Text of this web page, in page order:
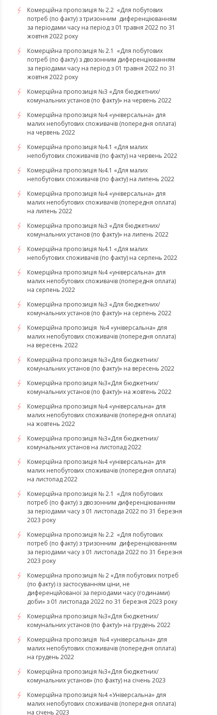
Комерційна пропозиція № 2.2 «Для побутових
потреб (по факту) з тризонним диференціюванням
за періодами часу на період з 01 травня 2022 по 31
жовтня 2022 року
Комерційна пропозиція № 2.1 «Для побутових
потреб (по факту) з двозонним диференціюванням
за періодами часу на період з 01 травня 2022 по 31
жовтня 2022 року
Комерційна пропозиція №3 «Для бюджетних/
комунальних установ (по факту)» на червень 2022
Комерційна пропозиція №4 «універсальна» для
малих непобутових споживачів (попередня оплата)
на червень 2022
Комерційна пропозиція №4.1 «Для малих
непобутових споживачів (по факту) на червень 2022
Комерційна пропозиція №4.1 «Для малих
непобутових споживачів (по факту) на липень 2022
Комерційна пропозиція №4 «універсальна» для
малих непобутових споживачів (попередня оплата)
на липень 2022
Комерційна пропозиція №3 «Для бюджетних/
комунальних установ (по факту)» на липень 2022
Комерційна пропозиція №4.1 «Для малих
непобутових споживачів (по факту) на серпень 2022
Комерційна пропозиція №4 «універсальна» для
малих непобутових споживачів (попередня оплата)
на серпень 2022
Комерційна пропозиція №3 «Для бюджетних/
комунальних установ (по факту)» на серпень 2022
Комерційна пропозиція №4 «універсальна» для
малих непобутових споживачів (попередня оплата)
на вересень 2022
Комерційна пропозиція №3«Для бюджетних/
комунальних установ (по факту)» на вересень 2022
Комерційна пропозиція №3«Для бюджетних/
комунальних установ (по факту)» на жовтень 2022
Комерційна пропозиція №4 «універсальна» для
малих непобутових споживачів (попередня оплата)
на жовтень 2022
Комерційна пропозиція №3«Для бюджетних/
комунальних установ на листопад 2022
Комерційна пропозиція №4 «універсальна» для
малих непобутових споживачів (попередня оплата)
на листопад 2022
Комерційна пропозиція № 2.1 «Для побутових
потреб (по факту) з двозонним диференціюванням
за періодами часу з 01 листопада 2022 по 31 березня
2023 року
Комерційна пропозиція № 2.2 «Для побутових
потреб (по факту) з тризонним диференціюванням
за періодами часу з 01 листопада 2022 по 31 березня
2023 року
Комерційна пропозиція № 2 «Для побутових потреб
(по факту) із застосуванням ціни, не
диференційованої за періодами часу (годинами)
доби» з 01 листопада 2022 по 31 березня 2023 року
Комерційна пропозиція №3«Для бюджетних/
комунальних установ (по факту)» на грудень 2022
Комерційна пропозиція №4 «універсальна» для
малих непобутових споживачів (попередня оплата)
на грудень 2022
​​​​​​​Комерційна пропозиція №3«Для бюджетних/
комунальних установ» (по факту) на січень 2023
​​​​​​​Комерційна пропозиція №4 «Універсальна» для
малих непобутових споживачів (попередня оплата)
на січень 2023